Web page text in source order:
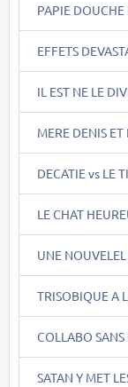
PAPIE DOUCHE
EFFETS
IL EST NE LE
MERE DENIS ET
DECATIE vs LE
LE CHAT
UNE
TRISOBIQUE A
COLLABO SANS
SATAN Y MET